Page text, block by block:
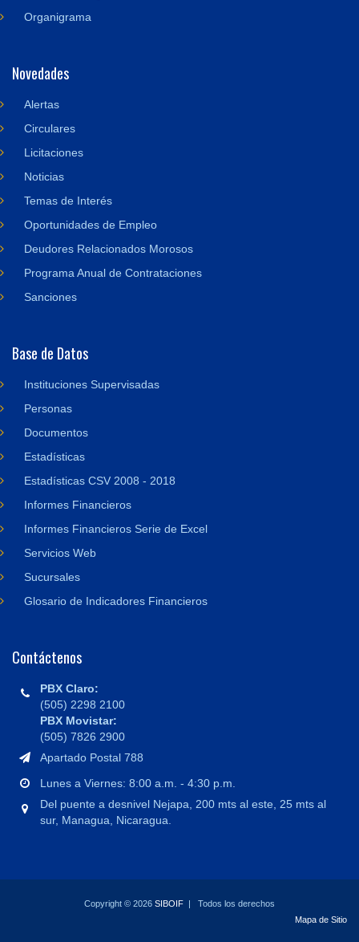
Organigrama
Novedades
Alertas
Circulares
Licitaciones
Noticias
Temas de Interés
Oportunidades de Empleo
Deudores Relacionados Morosos
Programa Anual de Contrataciones
Sanciones
Base de Datos
Instituciones Supervisadas
Personas
Documentos
Estadísticas
Estadísticas CSV 2008 - 2018
Informes Financieros
Informes Financieros Serie de Excel
Servicios Web
Sucursales
Glosario de Indicadores Financieros
Contáctenos
PBX Claro:
(505) 2298 2100
PBX Movistar:
(505) 7826 2900
Apartado Postal 788
Lunes a Viernes: 8:00 a.m. - 4:30 p.m.
Del puente a desnivel Nejapa, 200 mts al este, 25 mts al
sur, Managua, Nicaragua.
Copyright © 2026 SIBOIF | Todos los derechos
Mapa de Sitio